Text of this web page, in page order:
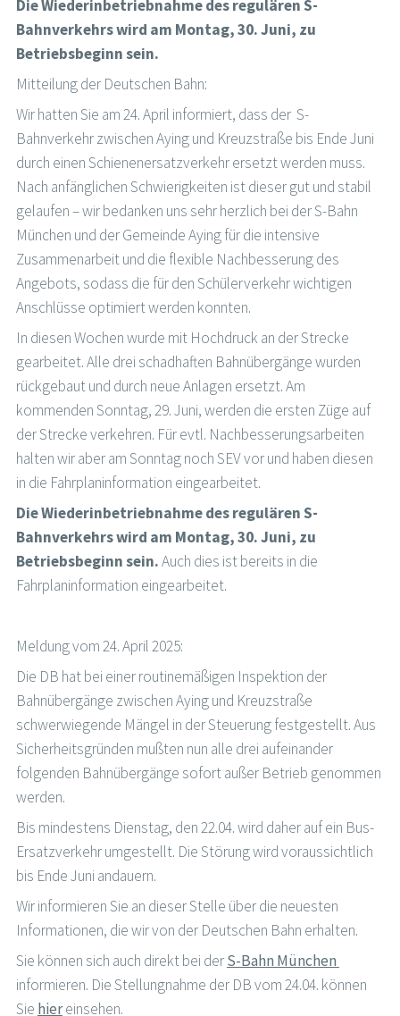
Die Wiederinbetriebnahme des regulären S-
Bahnverkehrs wird am Montag, 30. Juni, zu
Betriebsbeginn sein.
Mitteilung der Deutschen Bahn:
Wir hatten Sie am 24. April informiert, dass der S-
Bahnverkehr zwischen Aying und Kreuzstraße bis Ende Juni
durch einen Schienenersatzverkehr ersetzt werden muss.
Nach anfänglichen Schwierigkeiten ist dieser gut und stabil
gelaufen – wir bedanken uns sehr herzlich bei der S-Bahn
München und der Gemeinde Aying für die intensive
Zusammenarbeit und die flexible Nachbesserung des
Angebots, sodass die für den Schülerverkehr wichtigen
Anschlüsse optimiert werden konnten.
In diesen Wochen wurde mit Hochdruck an der Strecke
gearbeitet. Alle drei schadhaften Bahnübergänge wurden
rückgebaut und durch neue Anlagen ersetzt. Am
kommenden Sonntag, 29. Juni, werden die ersten Züge auf
der Strecke verkehren. Für evtl. Nachbesserungsarbeiten
halten wir aber am Sonntag noch SEV vor und haben diesen
in die Fahrplaninformation eingearbeitet.
Die Wiederinbetriebnahme des regulären S-
Bahnverkehrs wird am Montag, 30. Juni, zu
Betriebsbeginn sein.Auch dies ist bereits in die
Fahrplaninformation eingearbeitet.
Meldung vom 24. April 2025:
Die DB hat bei einer routinemäßigen Inspektion der
Bahnübergänge zwischen Aying und Kreuzstraße
schwerwiegende Mängel in der Steuerung festgestellt. Aus
Sicherheitsgründen mußten nun alle drei aufeinander
folgenden Bahnübergänge sofort außer Betrieb genommen
werden.
Bis mindestens Dienstag, den 22.04. wird daher auf ein Bus-
Ersatzverkehr umgestellt. Die Störung wird voraussichtlich
bis Ende Juni andauern.
Wir informieren Sie an dieser Stelle über die neuesten
Informationen, die wir von der Deutschen Bahn erhalten.
Sie können sich auch direkt bei derS-Bahn München
informieren. Die Stellungnahme der DB vom 24.04. können
Sie hiereinsehen.